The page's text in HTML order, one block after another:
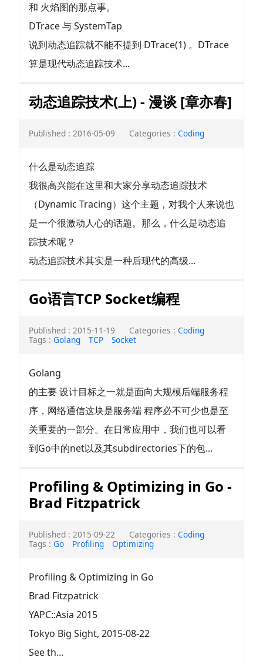
和 火焰图的那点事。
DTrace 与 SystemTap
说到动态追踪就不能不提到 DTrace(1) 。DTrace
算是现代动态追踪技术...
动态追踪技术(上) - 漫谈 [章亦春]
Published : 2016-05-09 Categories : Coding
什么是动态追踪
我很高兴能在这里和大家分享动态追踪技术
（Dynamic Tracing）这个主题，对我个人来说也
是一个很激动人心的话题。那么，什么是动态追
踪技术呢？
动态追踪技术其实是一种后现代的高级...
Go语言TCP Socket编程
Published : 2015-11-19 Categories : Coding
Tags : Golang TCP Socket
Golang
的主要 设计目标之一就是面向大规模后端服务程
序，网络通信这块是服务端 程序必不可少也是至
关重要的一部分。在日常应用中，我们也可以看
到Go中的net以及其subdirectories下的包...
Profiling & Optimizing in Go -
Brad Fitzpatrick
Published : 2015-09-22 Categories : Coding
Tags : Go Profiling Optimizing
Profiling & Optimizing in Go
Brad Fitzpatrick
YAPC::Asia 2015
Tokyo Big Sight, 2015-08-22
See th...